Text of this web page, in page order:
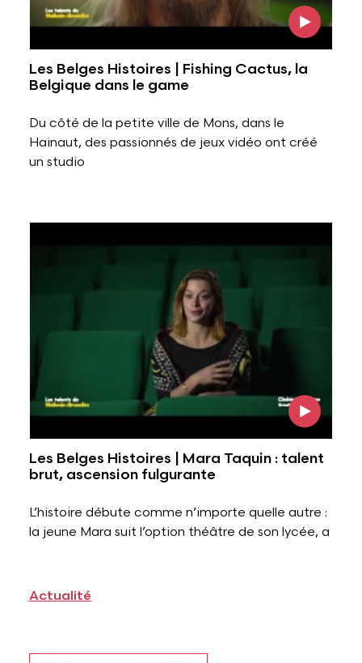
Les Belges Histoires | Fishing Cactus, la
Belgique dans le game
Du côté de la petite ville de Mons, dans le
Hainaut, des passionnés de jeux vidéo ont créé
un studio
Les Belges Histoires | Mara Taquin : talent
brut, ascension fulgurante
L’histoire débute comme n’importe quelle autre :
la jeune Mara suit l’option théâtre de son lycée, a
Actualité